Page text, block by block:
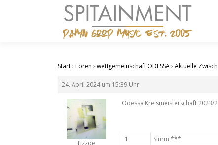
Start› Foren › wettgemeinschaft ODESSA› Aktuelle
24. April 2024 um 15:39 Uhr
Tizzoe
Odessa Kreismeisterschaft 2023/
1. Slurm ***